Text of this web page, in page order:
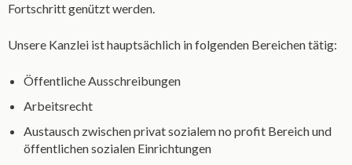
Fortschritt genützt werden.
Unsere Kanzlei ist hauptsächlich in folgenden Bereichen tätig:
Öffentliche Ausschreibungen
Arbeitsrecht
Austausch zwischen privat sozialem no profit Bereich und
öffentlichen sozialen Einrichtungen